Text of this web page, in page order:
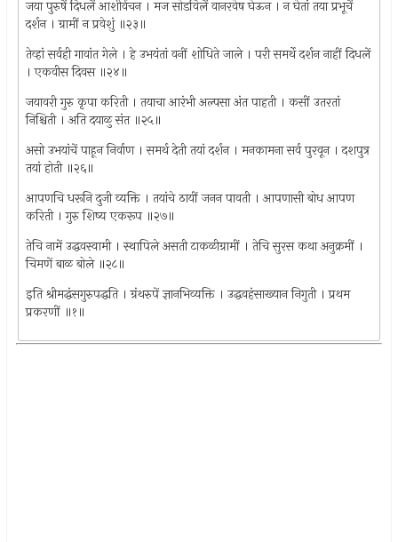
जया पुरुषें दिधलें आशीर्वचन । मज सोडविलें वानरवेष घेऊन । न घेतां तया प्रभूचें
दर्शन । ग्रामीं न प्रवेशुं ॥२३॥
तेव्हां सर्वही गावांत गेले । हे उभयंतां वनीं शोधिते जाले । परी समर्थे दर्शन नाहीं दिधलें
। एकवीस दिवस ॥२४॥
जयावरी गुरु कृपा करिती । तयाचा आरंभी अल्पसा अंत पाहती । कसीं उतरतां
निश्चिती । अति दयाळु संत ॥२५॥
असो उभयांचें पाहून निर्वाण । समर्थ देती तयां दर्शन । मनकामना सर्व पुरवून । दशपुत्र
तयां होती ॥२६॥
आपणचि धरूनि दुजी व्यक्ति । तयांचे ठायीं जनन पावती । आपणासी बोध आपण
करिती । गुरु शिष्य एकरूप ॥२७॥
तेचि नामें उद्धवस्वामी । स्थापिले असती टाकळीग्रामीं । तेचि सुरस कथा अनुक्रमीं ।
चिमणें बाळ बोले ॥२८॥
इति श्रीमद्धंसगुरुपद्धति । ग्रंथरुपें ज्ञानभिव्यक्ति । उद्धवहंसाख्यान निगुती । प्रथम
प्रकरणीं ॥१॥